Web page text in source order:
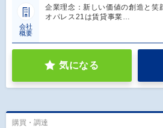
会社
概要
企業理念：新しい価値の創造と
オパレス21は賃貸事業…
気になる
購買・調達